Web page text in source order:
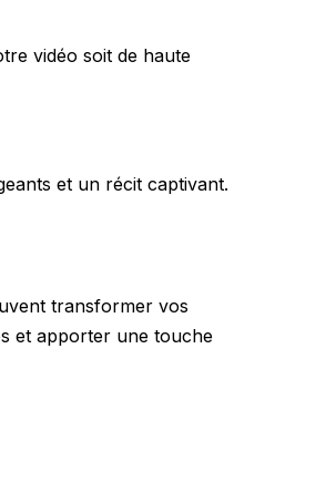
vidéo soit de haute
et un récit captivant.
transformer vos
et apporter une touche